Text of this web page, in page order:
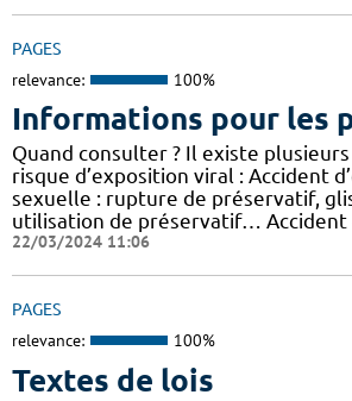
PAGES
relevance: 100%
Informations pour les
Quand consulter ? Il existe
risque d’exposition viral : Accident
sexuelle : rupture de préservatif,
utilisation de préservatif… Accident
22/03/2024 11:06
PAGES
relevance: 100%
Textes de lois